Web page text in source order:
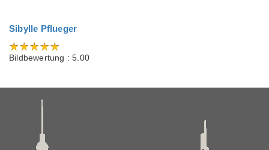
Sibylle Pflueger
Bildbewertung : 5.00